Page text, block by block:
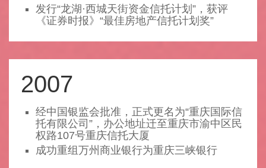
发行“龙湖·西城天街资金信托计划”，获评
《证券时报》“最佳房地产信托计划奖”
2007
经中国银监会批准，正式更名为“重庆国际信
托有限公司”，办公地址迁至重庆市渝中区民
权路107号重庆信托大厦
成功重组万州商业银行为重庆三峡银行